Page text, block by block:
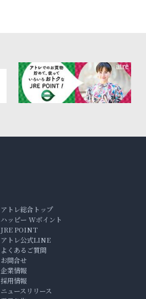
アトレ総合トップ
ハッピー Wポイント
JRE POINT
アトレ公式LINE
よくあるご質問
お問合せ
企業情報
採用情報
ニュースリリース